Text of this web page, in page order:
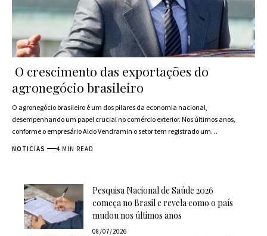
O crescimento das exportações do
agronegócio brasileiro
O agronegócio brasileiro é um dos pilares da economia nacional,
desempenhando um papel crucial no comércio exterior. Nos últimos anos,
conforme o empresário Aldo Vendramin o setor tem registrado um…
NOTICIAS 4 MIN READ
Pesquisa Nacional de Saúde 2026
começa no Brasil e revela como o país
mudou nos últimos anos
08/07/2026